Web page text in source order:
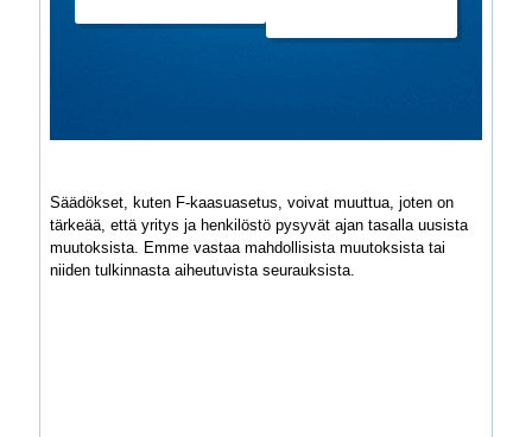
Säädökset, kuten F-kaasuasetus, voivat muuttua, joten on
tärkeää, että yritys ja henkilöstö pysyvät ajan tasalla uusista
muutoksista. Emme vastaa mahdollisista muutoksista tai
niiden tulkinnasta aiheutuvista seurauksista.